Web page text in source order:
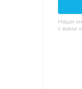
Наши
с вами